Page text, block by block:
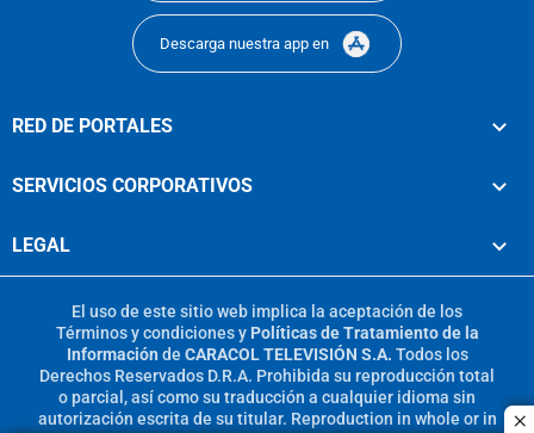
Descarga nuestra app en
RED DE PORTALES
SERVICIOS CORPORATIVOS
LEGAL
El uso de este sitio web implica la aceptación de los
Términos y condicionesy Políticas de Tratamiento de la
Información de CARACOL TELEVISIÓN S.A. Todos los
Derechos Reservados D.R.A. Prohibida su reproducción total
o parcial, así como su traducción a cualquier idioma sin
autorización escrita de su titular. Reproduction in whole or in